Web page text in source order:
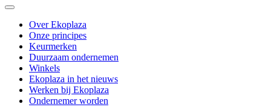
Over Ekoplaza
Onze principes
Keurmerken
Duurzaam ondernemen
Winkels
Ekoplaza in het nieuws
Werken bij Ekoplaza
Ondernemer worden